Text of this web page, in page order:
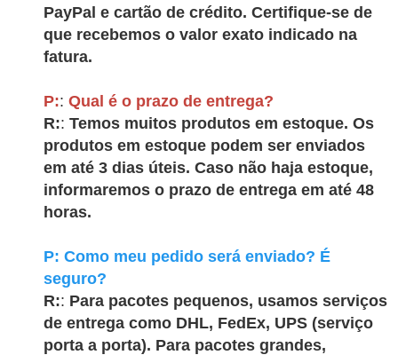
PayPal e cartão de crédito. Certifique-se de
que recebemos o valor exato indicado na
fatura.
P:: Qual é o prazo de entrega?
R:: Temos muitos produtos em estoque. Os
produtos em estoque podem ser enviados
em até 3 dias úteis. Caso não haja estoque,
informaremos o prazo de entrega em até 48
horas.
P: Como meu pedido será enviado? É
seguro?
R:: Para pacotes pequenos, usamos serviços
de entrega como DHL, FedEx, UPS (serviço
porta a porta). Para pacotes grandes,